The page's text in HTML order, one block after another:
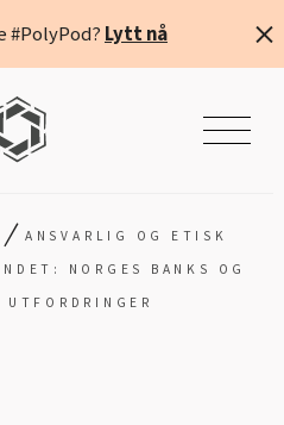
#PolyPod? Lytt nå
/ ANSVARLIG OG ETISK
NORGES BANKS OG